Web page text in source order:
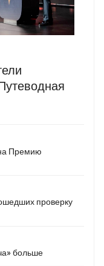
Премию
проверку
больше